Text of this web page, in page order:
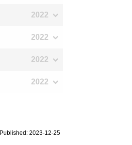
2022
2022
2022
2022
Published: 2023-12-25